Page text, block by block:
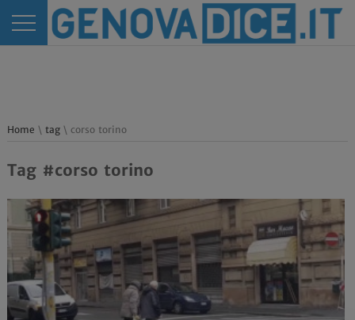
Home \ tag\ corso torino
Tag #corso torino